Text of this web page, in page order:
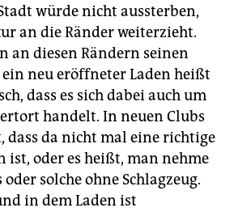
würde nicht aussterben,
an die Ränder weiterzieht.
an diesen Rändern seinen
ein neu eröffneter Laden heißt
dass es sich dabei auch um
handelt. In neuen Clubs
dass da nicht mal eine richtige
ist, oder es heißt, man nehme
solche ohne Schlagzeug.
in dem Laden ist